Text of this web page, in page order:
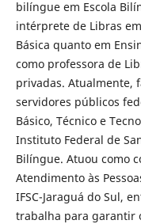
bilíngue em Escola
intérprete de Libras
Básica quanto em
como professora de
privadas. Atualmente,
servidores públicos
Básico, Técnico e
Instituto Federal de
Bilíngue. Atuou como
Atendimento às
IFSC-Jaraguá do Sul,
trabalha para garantir